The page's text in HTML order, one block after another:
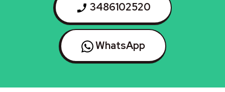
3486102520
WhatsApp